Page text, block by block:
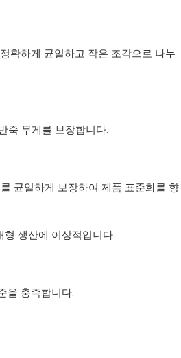
확하게 균일하고 작은 조각으로 나누
죽 무게를 보장합니다.
균일하게 보장하여 제품 표준화를 향
생산에 이상적입니다.
을 충족합니다.